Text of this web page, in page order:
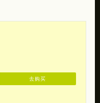
去购买